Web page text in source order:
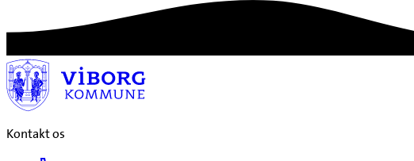
Kontakt os